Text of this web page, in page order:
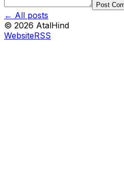
Post
← All posts
© 2026 AtalHind
WebsiteRSS